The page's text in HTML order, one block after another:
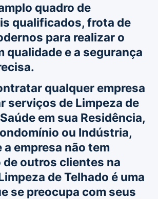
quadro de
qualificados, frota de
para realizar o
qualidade e a segurança
qualquer empresa
serviços de Limpeza de
em sua Residência,
ou Indústria,
empresa não tem
de outros clientes na
de Telhado é uma
se preocupa com seus